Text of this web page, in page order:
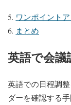
ワンポイント
まとめ
英語で会
英語での日程調
ダーを確認する